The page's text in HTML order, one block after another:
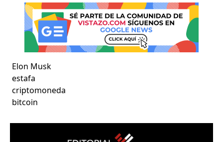
Elon Musk
estafa
criptomoneda
bitcoin